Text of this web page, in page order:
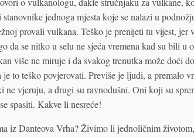
jednoga mjesta koje se nalazi u
provali vulkana. Teško je prenijeti tu vijest, jer
da se nitko u selu ne sjeća vremena kad su bili u
više ne miruje i da svakog trenutka može doći
to teško povjerovati. Previše je ljudi, a premalo
ne vjeruju, a drugi su ravnodušni. Oni koji su
spasiti. Kakve li nesreće!
iz Danteova Vrha? Živimo li jednoličnim